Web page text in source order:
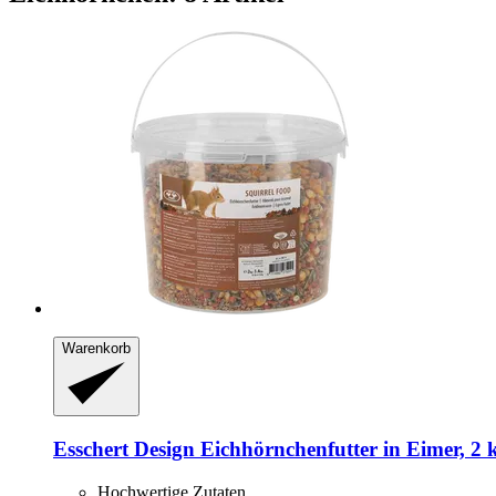
Warenkorb
Esschert Design Eichhörnchenfutter in Eimer, 2
Hochwertige Zutaten